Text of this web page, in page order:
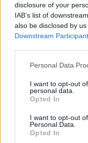
disclosure of your
IAB’s list of
also be disclosed by
Downstream
Personal Data
I want to opt-out
personal data.
Opted In
I want to opt-out
Personal Data.
Opted In
Outra palavra para
U
R R A
R
A P A
Z
Diz-se que quem
Outro nome da